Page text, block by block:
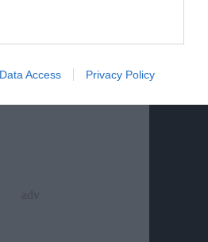
Data Access Privacy Policy